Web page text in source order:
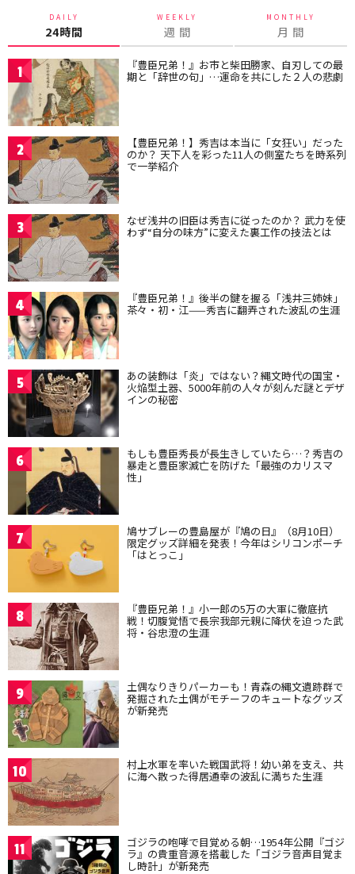
DAILY
24時間
WEEKLY
週 間
MONTHLY
月 間
1 『豊臣兄弟！』お市と柴田勝家、自刃しての最
期と「辞世の句」…運命を共にした２人の悲劇
2 【豊臣兄弟！】秀吉は本当に「女狂い」だった
のか？ 天下人を彩った11人の側室たちを時系列
で一挙紹介
3 なぜ浅井の旧臣は秀吉に従ったのか？ 武力を使
わず“自分の味方”に変えた裏工作の技法とは
4 『豊臣兄弟！』後半の鍵を握る「浅井三姉妹」
茶々・初・江——秀吉に翻弄された波乱の生涯
5 あの装飾は「炎」ではない？縄文時代の国宝・
火焔型土器、5000年前の人々が刻んだ謎とデザ
インの秘密
6 もしも豊臣秀長が長生きしていたら…？秀吉の
暴走と豊臣家滅亡を防げた「最強のカリスマ
性」
7 鳩サブレーの豊島屋が『鳩の日』（8月10日）
限定グッズ詳細を発表！今年はシリコンポーチ
「はとっこ」
8 『豊臣兄弟！』小一郎の5万の大軍に徹底抗
戦！切腹覚悟で長宗我部元親に降伏を迫った武
将・谷忠澄の生涯
9 土偶なりきりパーカーも！青森の縄文遺跡群で
発掘された土偶がモチーフのキュートなグッズ
が新発売
10 村上水軍を率いた戦国武将！幼い弟を支え、共
に海へ散った得居通幸の波乱に満ちた生涯
11 ゴジラの咆哮で目覚める朝…1954年公開『ゴジ
ラ』の貴重音源を搭載した「ゴジラ音声目覚ま
し時計」が新発売